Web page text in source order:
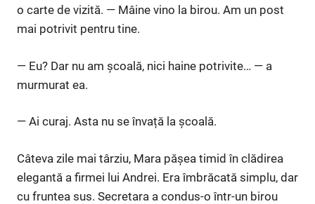
o carte de vizită. — Mâine vino la birou. Am un post
mai potrivit pentru tine.
— Eu? Dar nu am școală, nici haine potrivite… — a
murmurat ea.
— Ai curaj. Asta nu se învață la școală.
Câteva zile mai târziu, Mara pășea timid în clădirea
elegantă a firmei lui Andrei. Era îmbrăcată simplu, dar
cu fruntea sus. Secretara a condus-o într-un birou